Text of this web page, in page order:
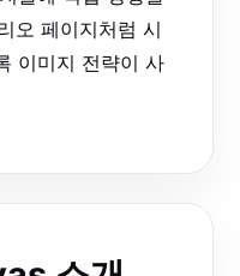
오 페이지처럼 시
이미지 전략이 사